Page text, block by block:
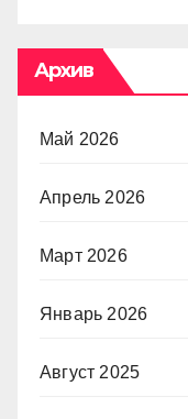
Архив
Май 2026
Апрель 2026
Март 2026
Январь 2026
Август 2025